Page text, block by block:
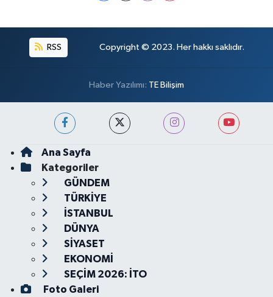
RSS Copyright © 2023. Her hakkı saklıdır.
Haber Yazılımı: TE Bilişim
Ana Sayfa
Kategoriler
GÜNDEM
TÜRKİYE
İSTANBUL
DÜNYA
SİYASET
EKONOMİ
SEÇİM 2026: İTO
Foto Galeri